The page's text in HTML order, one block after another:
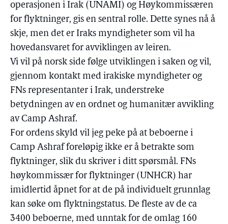
operasjonen i Irak (UNAMI) og Høykommissæren
for flyktninger, gis en sentral rolle. Dette synes nå å
skje, men det er Iraks myndigheter som vil ha
hovedansvaret for avviklingen av leiren.
Vi vil på norsk side følge utviklingen i saken og vil,
gjennom kontakt med irakiske myndigheter og
FNs representanter i Irak, understreke
betydningen av en ordnet og humanitær avvikling
av Camp Ashraf.
For ordens skyld vil jeg peke på at beboerne i
Camp Ashraf foreløpig ikke er å betrakte som
flyktninger, slik du skriver i ditt spørsmål. FNs
høykommissær for flyktninger (UNHCR) har
imidlertid åpnet for at de på individuelt grunnlag
kan søke om flyktningstatus. De fleste av de ca
3400 beboerne, med unntak for de omlag 160